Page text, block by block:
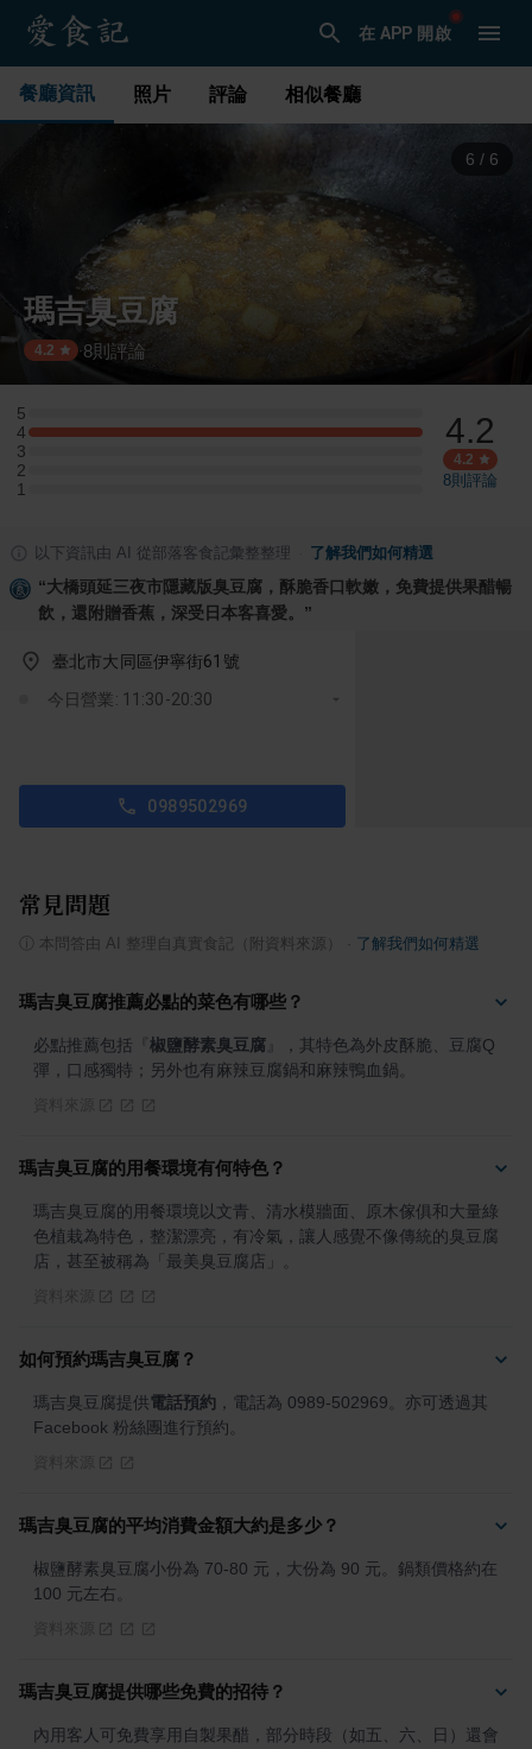
在 APP 開啟
餐廳資訊 照片 評論 相似餐廳
1 / 6
瑪吉臭豆腐
4.2 ·8則評論
5
5 星：0 則評論
4
4 星：3 則評論
3
3 星：0 則評論
2
2 星：0 則評論
1
1 星：0 則評論
4.2
4.2
8則評論
以下資訊由 AI 從部落客食記彙整整理 了解我們如何精選
“大橋頭延三夜市隱藏版臭豆腐，酥脆香口軟嫩，免費提供果醋暢
飲，還附贈香蕉，深受日本客喜愛。 ”
臺北市大同區伊寧街61號
今日營業: 11:30-20:30
0989502969
常見問題
本問答由 AI 整理自真實食記（附資料來源） 了解我們如何精選
瑪吉臭豆腐推薦必點的菜色有哪些？
必點推薦包括 椒鹽酵素臭豆腐
，其特色為外皮酥脆、豆腐Q
彈，口感獨特；另外也有麻辣豆腐鍋和麻辣鴨血鍋。
瑪吉臭豆腐的用餐環境有何特色？
瑪吉臭豆腐的用餐環境以文青、清水模牆面、原木傢俱和大量綠
色植栽為特色，整潔漂亮，有冷氣，讓人感覺不像傳統的臭豆腐
店，甚至被稱為「最美臭豆腐店」。
如何預約瑪吉臭豆腐？
瑪吉臭豆腐提供電話預約 ，電話為 0989-502969。亦可透過其
Facebook 粉絲團進行預約。
瑪吉臭豆腐的平均消費金額大約是多少？
椒鹽酵素臭豆腐小份為 70-80 元，大份為 90 元。鍋類價格約在
100 元左右。
瑪吉臭豆腐提供哪些免費的招待？
內用客人可免費享用自製果醋，部分時段（如五、六、日）還會